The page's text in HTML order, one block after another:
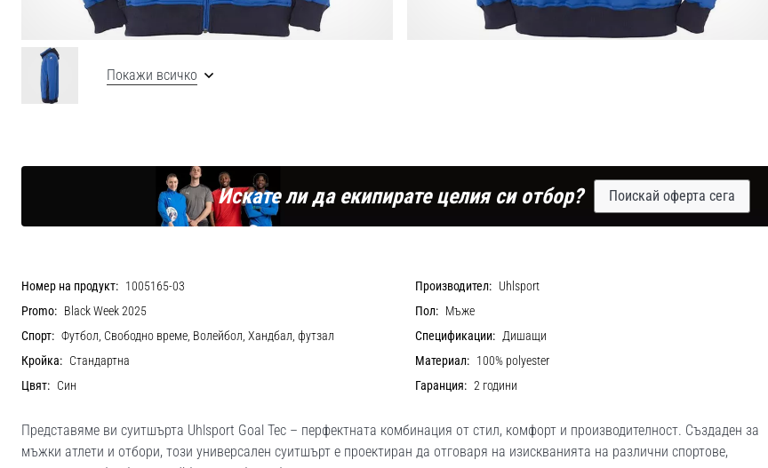
Покажи всичко
Искате ли да екипирате целия си отбор? Поискай оферта сега
Номер на продукт: 1005165-03 Производител: Uhlsport
Promo: Black Week 2025 Пол: Мъже
Спорт: Футбол, Свободно време, Волейбол, Хандбал, футзал Спецификации: Дишащи
Кройка: Стандартна Материал: 100% polyester
Цвят: Син Гаранция: 2 години
Представяме ви суитшърта Uhlsport Goal Tec – перфектната комбинация от стил, комфорт и производителност. Създаден за
мъжки атлети и отбори, този универсален суитшърт е проектиран да отговаря на изискванията на различни спортове,